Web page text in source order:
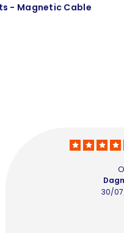
- Magnetic Cable
30/